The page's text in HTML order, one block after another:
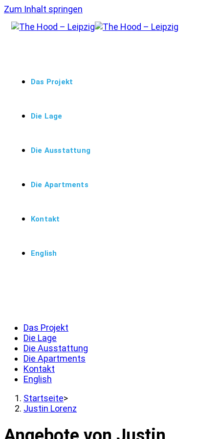
Zum Inhalt springen
Das Projekt
Die Lage
Die Ausstattung
Die Apartments
Kontakt
English
Das Projekt
Die Lage
Die Ausstattung
Die Apartments
Kontakt
English
Startseite>
Justin Lorenz